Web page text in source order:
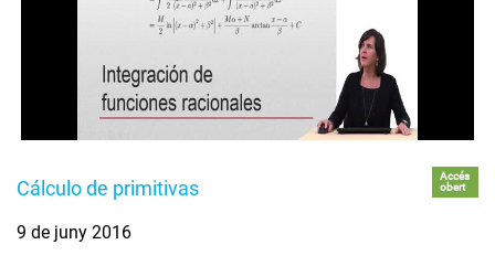
Cálculo de primitivas
Accés
obert
9 de juny 2016